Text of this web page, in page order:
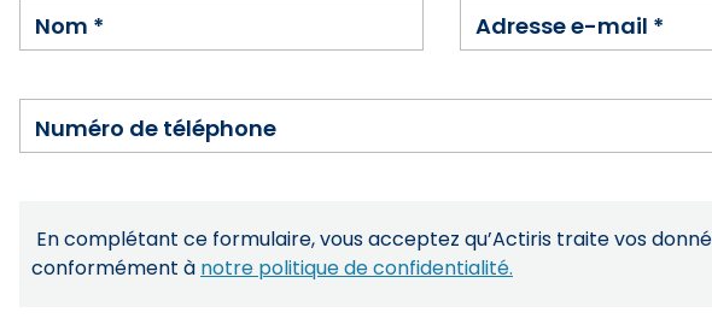
Nom * Adresse e-mail *
Numéro de téléphone
En complétant ce formulaire, vous acceptez qu’Actiris traite vos
conformément à notre politique de confidentialité.